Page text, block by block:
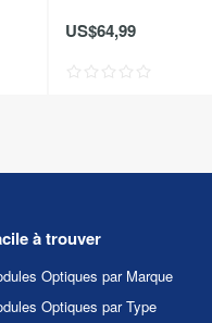
US$64,99
à trouver
Optiques par Marque
Optiques par Type